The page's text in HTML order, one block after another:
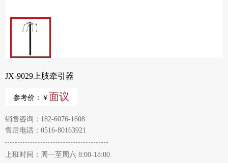
JX-9029上肢牵引器
参考价：￥ 面议
销售咨询：182-6076-1608
售后电话：0516-80163921
上班时间：周一至周六 8:00-18:00